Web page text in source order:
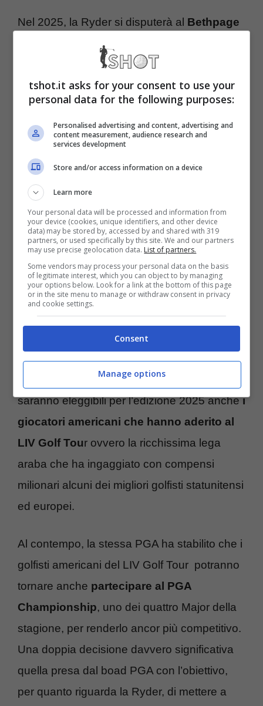
Nel 2025, la Ryder si disputerà al Bethpage
State Park Golf Course
26 al 28 settembre. Già decisi i capitani delle
due selezioni con Luke Donald confermato
alla guida del Team Europe dopo la citata
vittoria del 2023 e Keegan Bradley che
sostituisce Zach Johnson nel Team Usa. Per
quest’ultimo, è arrivata una notizia che non
può fargli piacere a un anno esatto
dall’evento.
Ryder Cup, che novità per il
Team Usa
PGA of America, l’istituzione che gestisce
l’organizzazione dei tornei americani e
sovrintende alla scelta dei golfisti da
schierare in Ryder Cup, ha comunicato che
saranno eleggibili per l’edizione 2025 anchei
giocatori americani che hanno aderito al
LIV Golf Tour ovvero la ricchissima lega
araba che ha ingaggiato con compensi
milionari alcuni dei migliori golfisti statunitensi
ed europei.
Al contempo, la stessa PGA ha stabilito che i
golfisti americani del LIV Golf Tour potranno
tornare anche partecipare al PGA
Championship, uno dei quattro Major della
stagione, per renderlo ancor più competitivo.
Una doppia decisione davvero significativa
quella presa dal boad PGA con l’obiettivo,
per quanto riguarda la Ryder, di mettere a
tshot.it asks for your consent to use your
personal data for the following purposes:
Personalised advertising and content, advertising and
content measurement, audience research and
services development
Store and/or access information on a device
Learn more
Your personal data will be processed and information from
your device (cookies, unique identifiers, and other device
data) may be stored by, accessed by and shared with 319
partners, or used specifically by this site. We and our partners
may use precise geolocation data. List of partners.
Some vendors may process your personal data on the basis
of legitimate interest, which you can object to by managing
your options below. Look for a link at the bottom of this page
or in the site menu to manage or withdraw consent in privacy
and cookie settings.
Consent
Manage options